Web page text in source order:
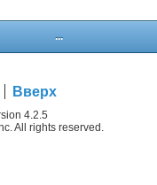
...
Вверх
4.2.5
All rights reserved.